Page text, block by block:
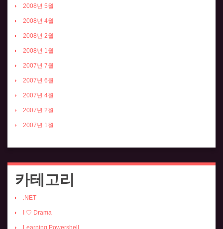
2008년 5월
2008년 4월
2008년 2월
2008년 1월
2007년 7월
2007년 6월
2007년 4월
2007년 2월
2007년 1월
카테고리
.NET
I ♡ Drama
Learning Powershell